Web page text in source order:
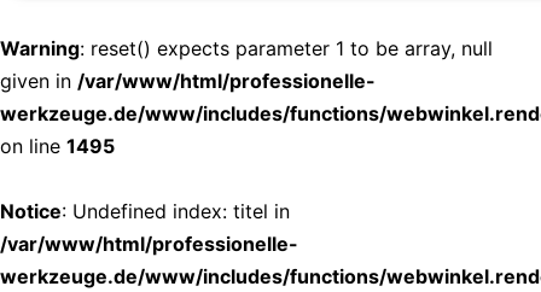
Warning: reset() expects parameter 1 to be array, null
given in /var/www/html/professionelle-
werkzeuge.de/www/includes/functions/
on line 1495
Notice: Undefined index: titel in
/var/www/html/professionelle-
werkzeuge.de/www/includes/functions/